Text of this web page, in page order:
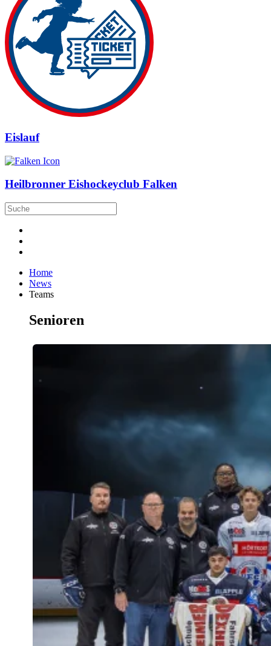
Eislauf
Heilbronner Eishockeyclub Falken
Home
News
Teams
Senioren